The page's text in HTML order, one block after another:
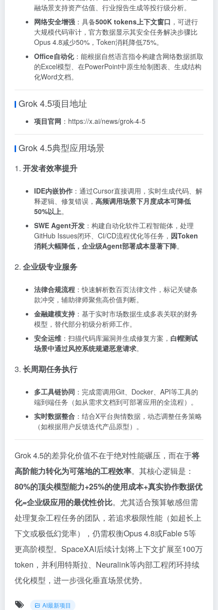
融场景支持资产估值、行业报告生成等投行级分析。
网络安全增强 ：具备500K tokens上下文窗口 ，可进行
大规模代码审计，官方数据显示其安全任务解决步骤比
Opus 4.8减少50%，Token消耗降低75%。
Office自动化：能根据自然语言指令构建含网络数据抓取
的Excel模型、在PowerPoint中原生绘制图表、生成结构
化Word文档。
Grok 4.5项目地址
项目官网 ：https://x.ai/news/grok-4-5
Grok 4.5典型应用场景
1. 开发者效率提升
IDE内嵌协作 ：通过Cursor直接调用，实时生成代码、解
释逻辑、修复错误， 高频调用场景下月度成本可降低
50%以上。
SWE Agent开发 ：构建自动化软件工程智能体，处理
GitHub Issues闭环、CI/CD流程优化等任务， 因Token
消耗大幅降低，企业级Agent部署成本显著下降。
2. 企业级专业服务
法律合规流程 ：快速解析数百页法律文件，标记关键条
款冲突，辅助律师聚焦高价值判断。
金融建模支持 ：基于实时市场数据生成多表关联的财务
模型，替代部分初级分析师工作。
安全运维 ：扫描代码库漏洞并生成修复方案， 白帽测试
场景中通过风控系统规避恶意请求。
3. 长周期任务执行
多工具链协同 ：完成需调用Git、Docker、API等工具的
端到端任务（如从需求文档到可部署应用的全流程）。
实时数据整合 ：结合X平台舆情数据，动态调整任务策略
（如根据用户反馈迭代产品原型）。
Grok 4.5的差异化价值不在于绝对性能碾压，而在于将
高阶能力转化为可落地的工程效率。其核心逻辑是：
80%的顶尖模型能力+25%的使用成本+真实协作数据优
化=企业级应用的最优性价比。尤其适合预算敏感但需
处理复杂工程任务的团队，若追求极限性能（如超长上
下文或极低幻觉率），仍需权衡Opus 4.8或Fable 5等
更高阶模型。SpaceXAI后续计划将上下文扩展至100万
token，并利用特斯拉、Neuralink等内部工程闭环持续
优化模型，进一步强化垂直场景优势。
AI最新项目